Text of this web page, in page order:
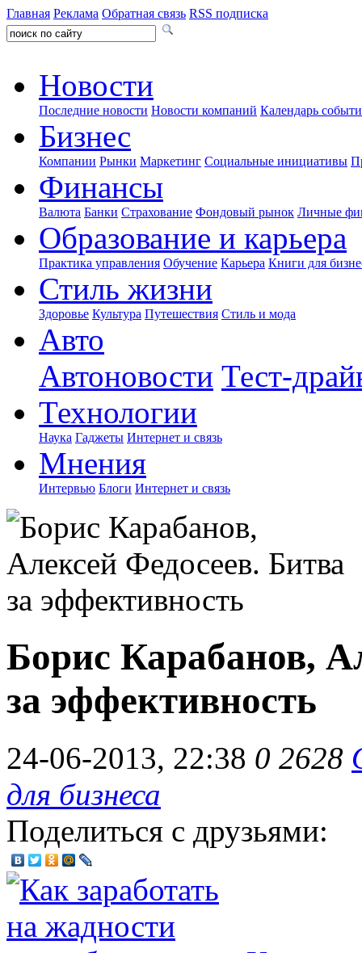
Главная Реклама Обратная связь RSS подписка
Новости
Последние новости Новости компаний Календарь
Бизнес
Компании Рынки Маркетинг Социальные инициативы
Финансы
Валюта Банки Страхование Фондовый рынок Личные
Образование и карьера
Практика управления Обучение Карьера Книги для
Стиль жизни
Здоровье Культура Путешествия Стиль и мода
Авто
Автоновости Тест-
Технологии
Наука Гаджеты Интернет и связь
Мнения
Интервью Блоги Интернет и связь
Борис Карабанов,
за эффективность
24-06-2013, 22:38 0 2628
для бизнеса
Поделиться с друзьями: